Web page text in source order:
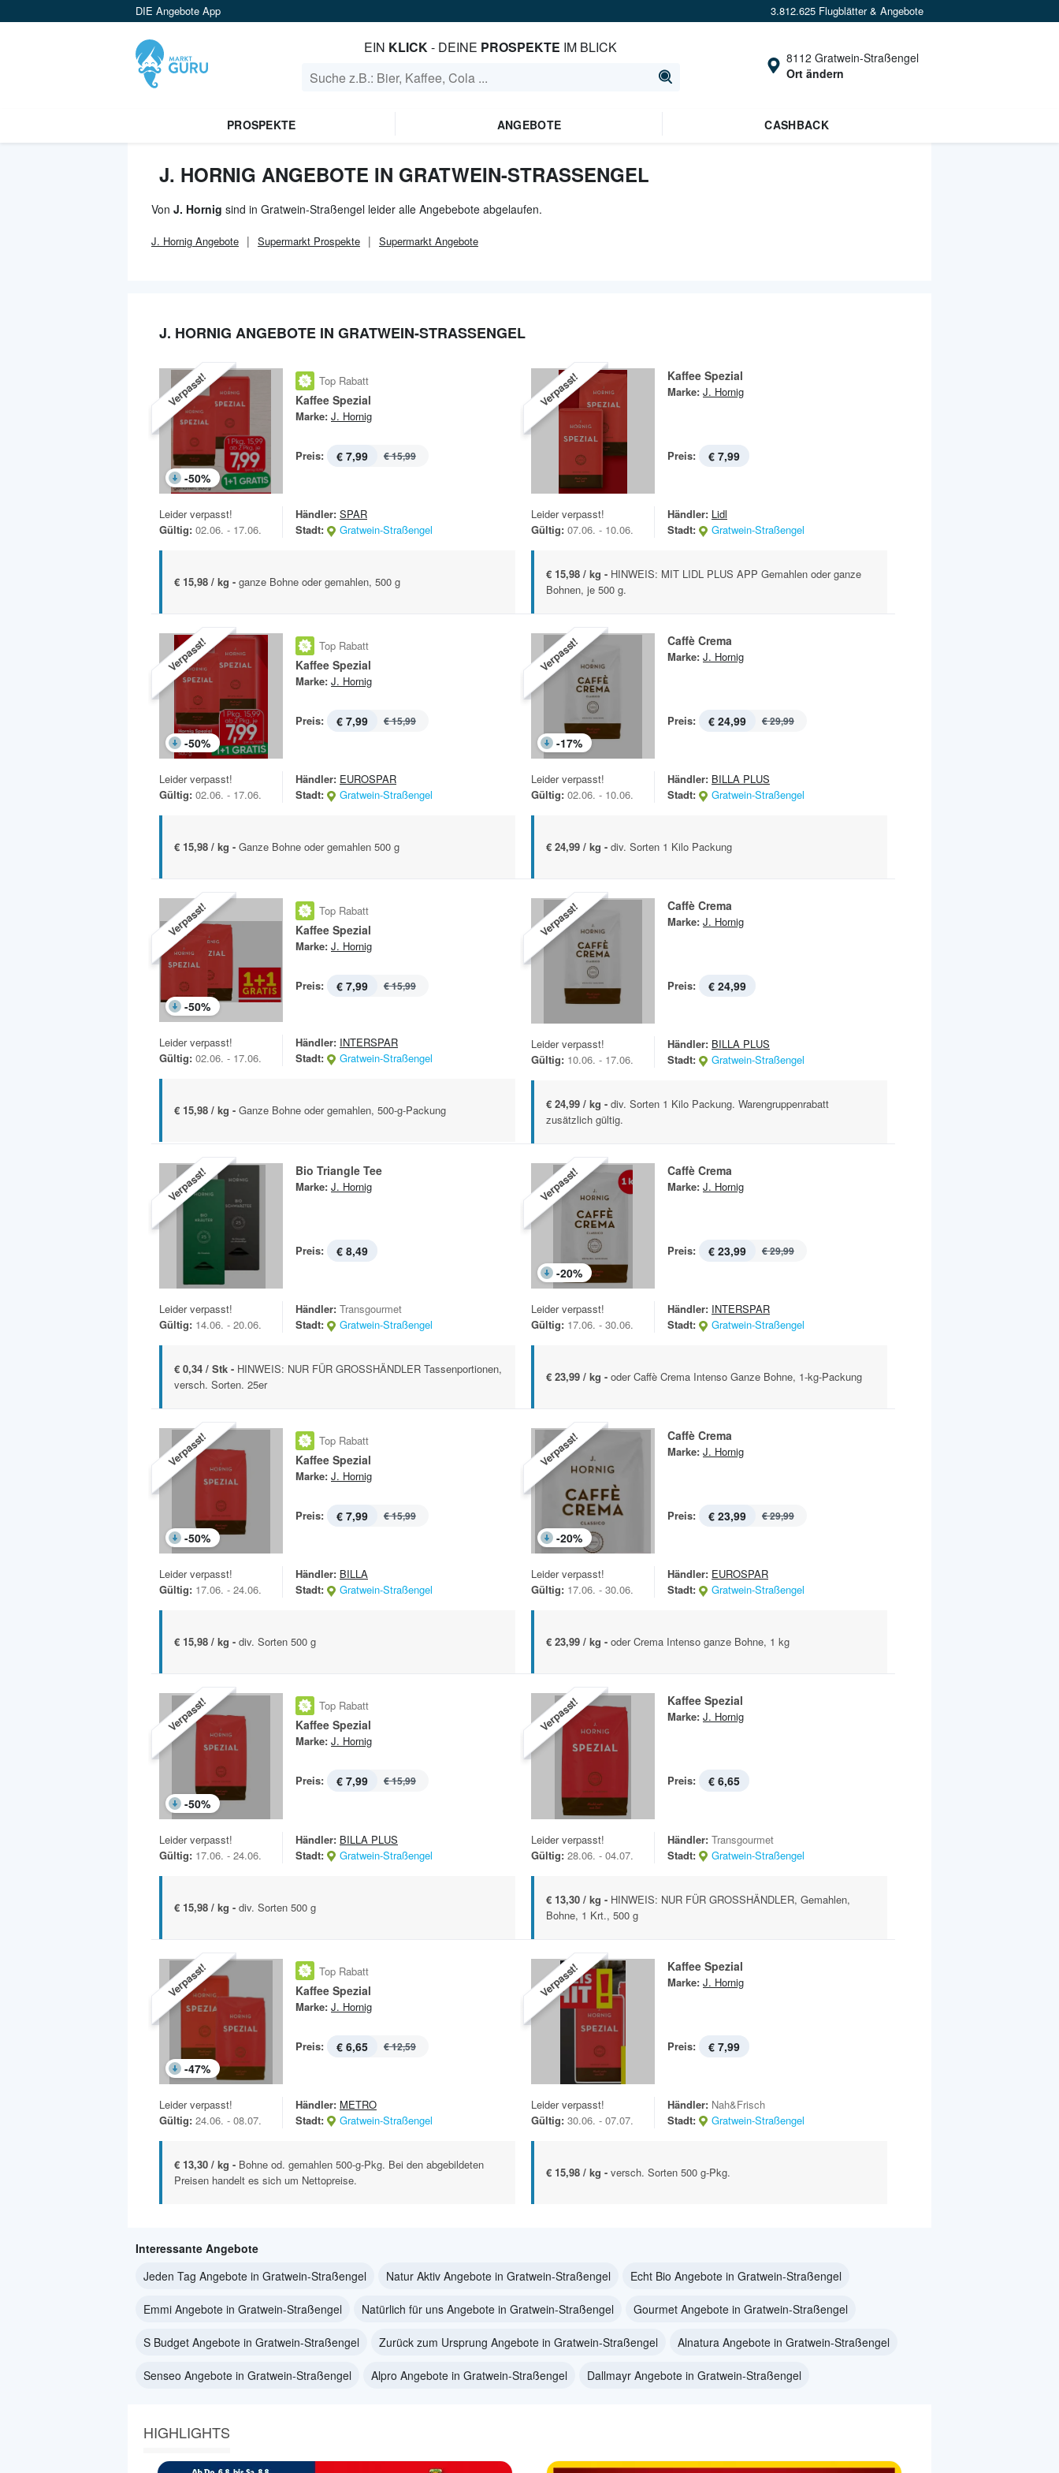
DIE Angebote App 3.812.625 Flugblätter & Angebote
EIN KLICK- DEINE PROSPEKTE IM BLICK
8112 Gratwein-Straßengel
Ort ändern
PROSPEKTE ANGEBOTE CASHBACK
J. HORNIG ANGEBOTE IN GRATWEIN-STRASSENGEL
Von J. Hornig sind in Gratwein-Straßengel leider alle Angebebote abgelaufen.
J. Hornig Angebote Supermarkt Prospekte Supermarkt Angebote
J. HORNIG ANGEBOTE IN GRATWEIN-STRASSENGEL
Verpasst!
-50%
Top Rabatt
Kaffee Spezial
Marke: J. Hornig
Preis: € 7,99 € 15,99
Leider verpasst!
Gültig: 02.06. - 17.06.
Händler: SPAR
Stadt:
Gratwein-Straßengel
€ 15,98 / kg - ganze Bohne oder gemahlen, 500 g
Verpasst! Kaffee Spezial
Marke: J. Hornig
Preis: € 7,99
Leider verpasst!
Gültig: 07.06. - 10.06.
Händler: Lidl
Stadt:
Gratwein-Straßengel
€ 15,98 / kg - HINWEIS: MIT LIDL PLUS APP Gemahlen oder ganze
Bohnen, je 500 g.
Verpasst!
-50%
Top Rabatt
Kaffee Spezial
Marke: J. Hornig
Preis: € 7,99 € 15,99
Leider verpasst!
Gültig: 02.06. - 17.06.
Händler: EUROSPAR
Stadt:
Gratwein-Straßengel
€ 15,98 / kg - Ganze Bohne oder gemahlen 500 g
Verpasst!
-17%
Caffè Crema
Marke: J. Hornig
Preis: € 24,99 € 29,99
Leider verpasst!
Gültig: 02.06. - 10.06.
Händler: BILLA PLUS
Stadt:
Gratwein-Straßengel
€ 24,99 / kg - div. Sorten 1 Kilo Packung
Verpasst!
-50%
Top Rabatt
Kaffee Spezial
Marke: J. Hornig
Preis: € 7,99 € 15,99
Leider verpasst!
Gültig: 02.06. - 17.06.
Händler: INTERSPAR
Stadt:
Gratwein-Straßengel
€ 15,98 / kg - Ganze Bohne oder gemahlen, 500-g-Packung
Verpasst! Caffè Crema
Marke: J. Hornig
Preis: € 24,99
Leider verpasst!
Gültig: 10.06. - 17.06.
Händler: BILLA PLUS
Stadt:
Gratwein-Straßengel
€ 24,99 / kg - div. Sorten 1 Kilo Packung. Warengruppenrabatt
zusätzlich gültig.
Verpasst! Bio Triangle Tee
Marke: J. Hornig
Preis: € 8,49
Leider verpasst!
Gültig: 14.06. - 20.06.
Händler: Transgourmet
Stadt:
Gratwein-Straßengel
€ 0,34 / Stk - HINWEIS: NUR FÜR GROSSHÄNDLER Tassenportionen,
versch. Sorten. 25er
Verpasst!
-20%
Caffè Crema
Marke: J. Hornig
Preis: € 23,99 € 29,99
Leider verpasst!
Gültig: 17.06. - 30.06.
Händler: INTERSPAR
Stadt:
Gratwein-Straßengel
€ 23,99 / kg - oder Caffè Crema Intenso Ganze Bohne, 1-kg-Packung
Verpasst!
-50%
Top Rabatt
Kaffee Spezial
Marke: J. Hornig
Preis: € 7,99 € 15,99
Leider verpasst!
Gültig: 17.06. - 24.06.
Händler: BILLA
Stadt:
Gratwein-Straßengel
€ 15,98 / kg - div. Sorten 500 g
Verpasst!
-20%
Caffè Crema
Marke: J. Hornig
Preis: € 23,99 € 29,99
Leider verpasst!
Gültig: 17.06. - 30.06.
Händler: EUROSPAR
Stadt:
Gratwein-Straßengel
€ 23,99 / kg - oder Crema Intenso ganze Bohne, 1 kg
Verpasst!
-50%
Top Rabatt
Kaffee Spezial
Marke: J. Hornig
Preis: € 7,99 € 15,99
Leider verpasst!
Gültig: 17.06. - 24.06.
Händler: BILLA PLUS
Stadt:
Gratwein-Straßengel
€ 15,98 / kg - div. Sorten 500 g
Verpasst! Kaffee Spezial
Marke: J. Hornig
Preis: € 6,65
Leider verpasst!
Gültig: 28.06. - 04.07.
Händler: Transgourmet
Stadt:
Gratwein-Straßengel
€ 13,30 / kg - HINWEIS: NUR FÜR GROSSHÄNDLER, Gemahlen,
Bohne, 1 Krt., 500 g
Verpasst!
-47%
Top Rabatt
Kaffee Spezial
Marke: J. Hornig
Preis: € 6,65 € 12,59
Leider verpasst!
Gültig: 24.06. - 08.07.
Händler: METRO
Stadt:
Gratwein-Straßengel
€ 13,30 / kg - Bohne od. gemahlen 500-g-Pkg. Bei den abgebildeten
Preisen handelt es sich um Nettopreise.
Verpasst! Kaffee Spezial
Marke: J. Hornig
Preis: € 7,99
Leider verpasst!
Gültig: 30.06. - 07.07.
Händler: Nah&Frisch
Stadt:
Gratwein-Straßengel
€ 15,98 / kg - versch. Sorten 500 g-Pkg.
Interessante Angebote
Jeden Tag Angebote in Gratwein-Straßengel
Natur Aktiv Angebote in Gratwein-Straßengel Echt Bio Angebote in Gratwein-Straßengel
Emmi Angebote in Gratwein-Straßengel Natürlich für uns Angebote in Gratwein-Straßengel Gourmet Angebote in Gratwein-Straßengel
S Budget Angebote in Gratwein-Straßengel Zurück zum Ursprung Angebote in Gratwein-Straßengel Alnatura Angebote in Gratwein-Straßengel
Senseo Angebote in Gratwein-Straßengel Alpro Angebote in Gratwein-Straßengel Dallmayr Angebote in Gratwein-Straßengel
HIGHLIGHTS